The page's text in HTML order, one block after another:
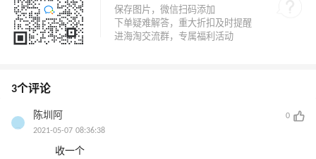
3个评论
陈圳阿
0
2021-05-07 08:36:38
收一个